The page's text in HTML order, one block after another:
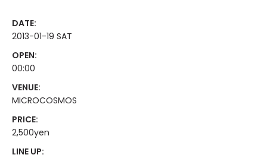
DATE:
2013-01-19 SAT
OPEN:
00:00
VENUE:
MICROCOSMOS
PRICE:
2,500yen
LINE UP: